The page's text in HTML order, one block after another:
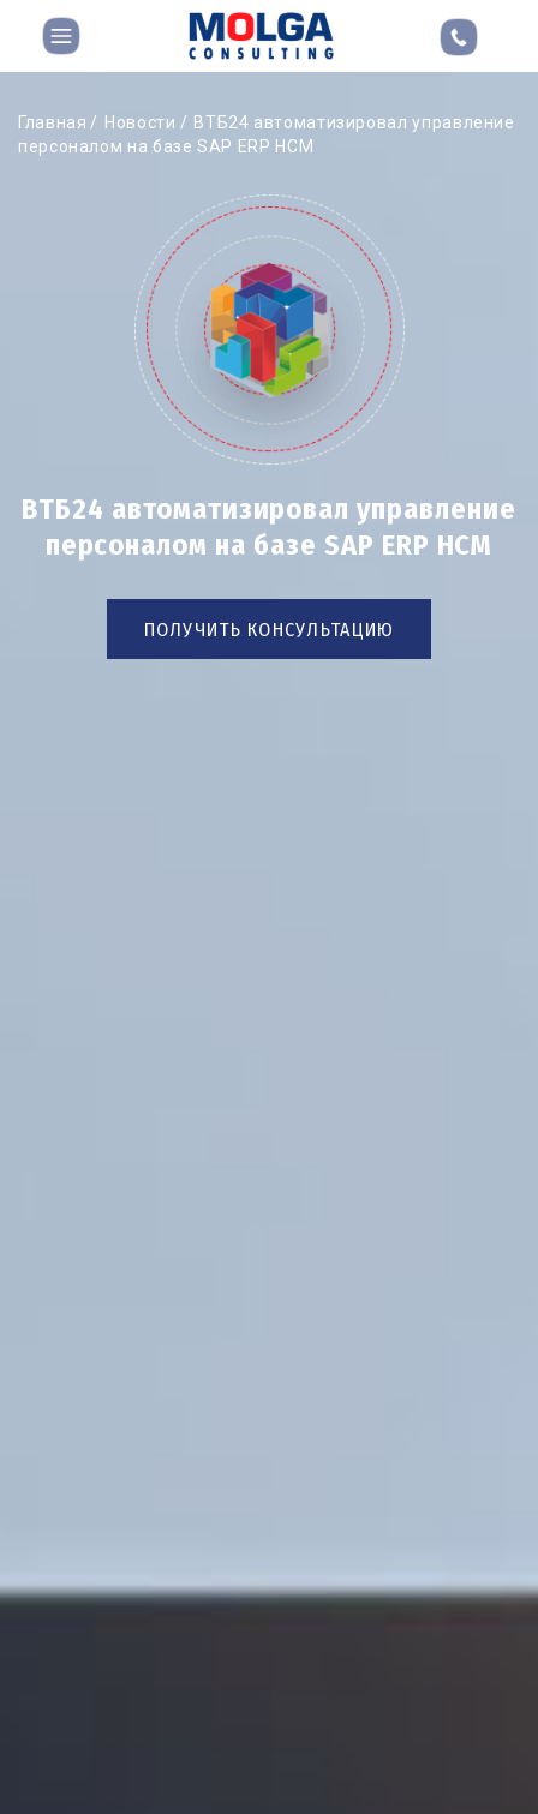
Главная Новости
ВТБ24 автоматизировал управление
персоналом на базе SAP ERP HCM
ВТБ24 автоматизировал управление
персоналом на базе SAP ERP HCM
ПОЛУЧИТЬ КОНСУЛЬТАЦИЮ